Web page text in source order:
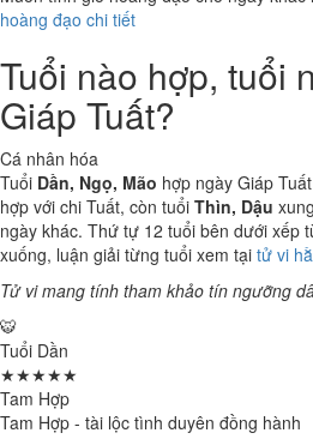
hoàng đạo chi tiết
Tuổi nào hợp, tuổi
Giáp Tuất?
Cá nhân hóa
Tuổi Dần, Ngọ, Mão hợp ngày Giáp
hợp với chi Tuất, còn tuổi Thìn, Dậu
ngày khác. Thứ tự 12 tuổi bên dưới xếp
xuống, luận giải từng tuổi xem tại tử vi
Tử vi mang tính tham khảo tín ngưỡng
🐯
Tuổi Dần
★★★★★
Tam Hợp
Tam Hợp - tài lộc tình duyên đồng hành